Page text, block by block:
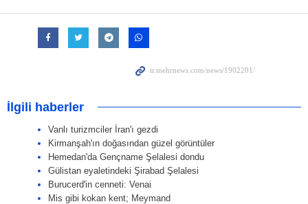
İlgili haberler
Vanlı turizmciler İran'ı gezdi
Kirmanşah'ın doğasından güzel görüntüler
Hemedan'da Gençname Şelalesi dondu
Gülistan eyaletindeki Şirabad Şelalesi
Burucerd'in cenneti: Venai
Mis gibi kokan kent; Meymand